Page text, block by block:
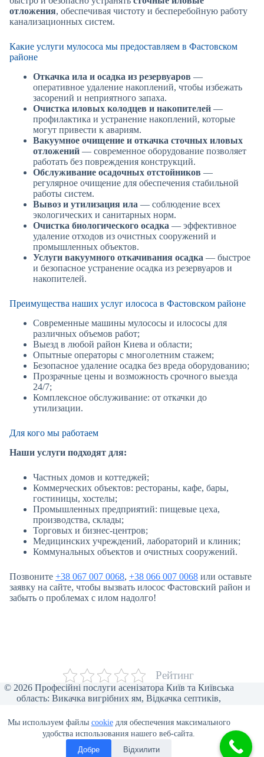
Мы используем файлы cookieдля обеспечения максимального
удобства использования нашего веб-сайта.
Добре
Відхилити
отложения, обеспечивая чистоту и бесперебойную работу
канализационных систем.
Какие услуги мулососа мы предоставляем в Фастовском
районе
Откачка ила и осадка из резервуаров —
оперативное удаление накоплений, чтобы избежать
засорений и неприятного запаха.
Очистка иловых колодцев и накопителей —
профилактика и устранение накоплений, которые
могут привести к авариям.
Вакуумное очищение и откачка сточных иловых
отложений — современное оборудование позволяет
работать без повреждения конструкций.
Обслуживание осадочных отстойников —
регулярное очищение для обеспечения стабильной
работы систем.
Вывоз и утилизация ила — соблюдение всех
экологических и санитарных норм.
Очистка биологического осадка — эффективное
удаление отходов из очистных сооружений и
промышленных объектов.
Услуги вакуумного откачивания осадка — быстрое
и безопасное устранение осадка из резервуаров и
накопителей.
Преимущества наших услуг илососа в Фастовском районе
Современные машины мулососы и илососы для
различных объемов работ;
Выезд в любой район Киева и области;
Опытные операторы с многолетним стажем;
Безопасное удаление осадка без вреда оборудованию;
Прозрачные цены и возможность срочного выезда
24/7;
Комплексное обслуживание: от откачки до
утилизации.
Для кого мы работаем
Наши услуги подходят для:
Частных домов и коттеджей;
Коммерческих объектов: рестораны, кафе, бары,
гостиницы, хостелы;
Промышленных предприятий: пищевые цеха,
производства, склады;
Торговых и бизнес-центров;
Медицинских учреждений, лабораторий и клиник;
Коммунальных объектов и очистных сооружений.
Позвоните +38 067 007 0068, +38 066 007 0068 или оставьте
заявку на сайте, чтобы вызвать илосос Фастовский район и
забыть о проблемах с илом надолго!
Рейтинг
© 2026 Професійні послуги асенізатора Київ та Київська
область: Викачка вигрібних ям, Відкачка септиків,
Асенізаторські послуги для бізнесу, Викачка ілу та піску,
Відеоінспекція труб, Мулосос, Чистка ям від мулу.